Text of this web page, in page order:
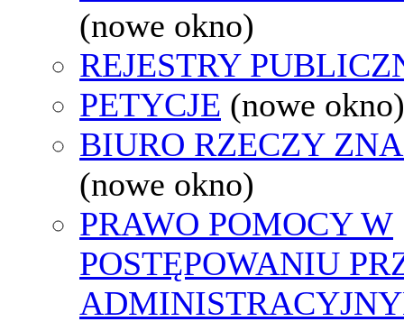
(nowe okno)
REJESTRY
PETYCJE (nowe okno)
BIURO RZECZY
(nowe okno)
PRAWO POMOCY W
POSTĘPOWANIU